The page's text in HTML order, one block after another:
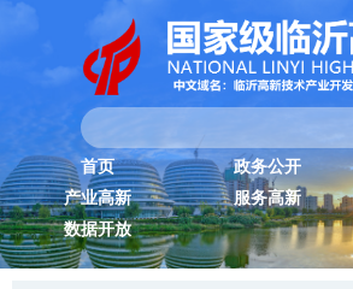
首页 政务公开
产业高新
服务高新
数据开放